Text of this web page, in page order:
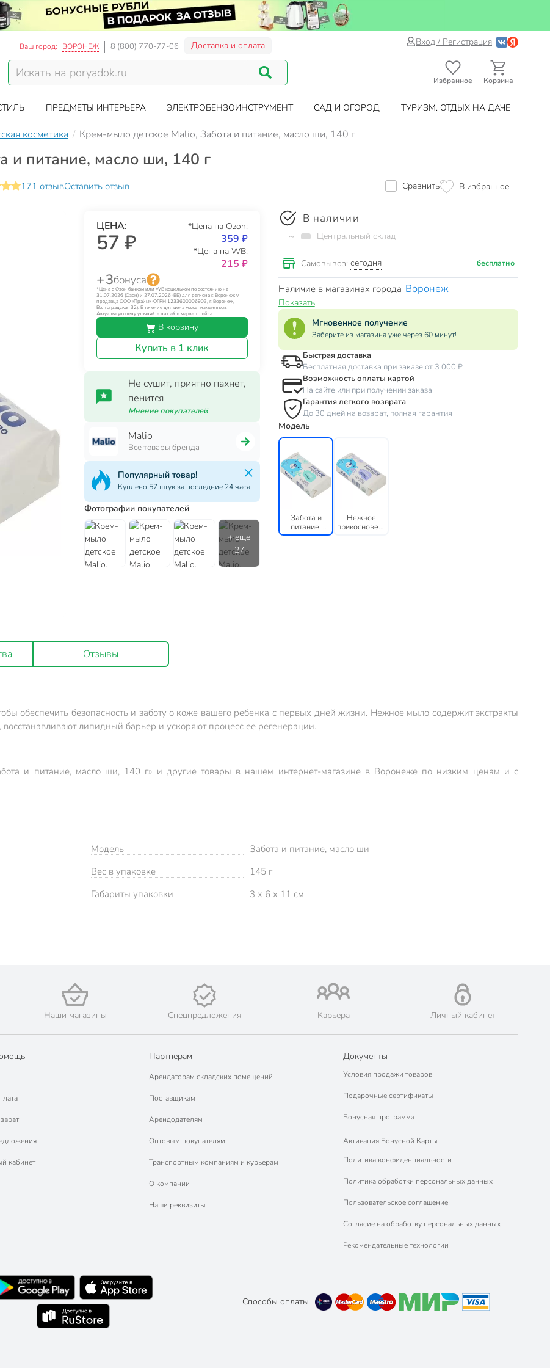
Ваш город: ВОРОНЕЖ 8 (800) 770-77-06 Доставка и оплата Вход / Регистрация
Избранное Корзина
ПРЕДМЕТЫ ИНТЕРЬЕРА ЭЛЕКТРОБЕНЗОИНСТРУМЕНТ САД И ОГОРОД ТУРИЗМ. ОТДЫХ НА ДАЧЕ
косметика Крем-мыло детское Malio, Забота и питание, масло ши, 140 г
и питание, масло ши, 140 г
171 отзывОставить отзыв Сравнить В избранное
ЦЕНА:
57 ₽
*Цена на Ozon:
359 ₽
*Цена на WB:
215 ₽
+ 3бонуса
*Цена с Озон банком или WB кошельком по состоянию на
31.07.2026 (Озон) и 27.07.2026 (ВБ) для региона г. Воронеж у
продавца ООО «Прайм» (ОГРН 1233600006903, г. Воронеж,
Волгоградская 32). В течение дня цена может изменяться.
Актуальную цену уточняйте на сайте маркетплейса.
В корзину
Купить в 1 клик
Не сушит, приятно пахнет,
пенится
Мнение покупателей
Malio
Все товары бренда
Популярный товар!
Куплено 57 штук за последние 24 часа
Фотографии покупателей
В наличии
~ Центральный склад
Самовывоз: сегодня бесплатно
Наличие в магазинах города Воронеж
Показать
Мгновенное получение
Заберите из магазина уже через 60 минут!
Быстрая доставка
Бесплатная доставка при заказе от 3 000 ₽
Возможность оплаты картой
На сайте или при получении заказа
Гарантия легкого возврата
До 30 дней на возврат, полная гарантия
Модель
Забота и
питание,
масло ши
Нежное
прикосновение,
Отзывы
обеспечить безопасность и заботу о коже вашего ребенка с первых дней жизни. Нежное мыло содержит экстракты
липидный барьер и ускоряют процесс ее регенерации.
и питание, масло ши, 140 г» и другие товары в нашем интернет-магазине в Воронеже по низким ценам и с
Модель
Забота и питание, масло ши
Вес в упаковке
145 г
Габариты упаковки
3 x 6 x 11 см
Наши магазины Спецпредложения Карьера Личный кабинет
кабинет
Партнерам
Арендаторам складских помещений
Поставщикам
Арендодателям
Оптовым покупателям
Транспортным компаниям и курьерам
О компании
Наши реквизиты
Документы
Условия продажи товаров
Подарочные сертификаты
Бонусная программа
Активация Бонусной Карты
Политика конфиденциальности
Политика обработки персональных данных
Пользовательское соглашение
Согласие на обработку персональных данных
Рекомендательные технологии
Способы оплаты